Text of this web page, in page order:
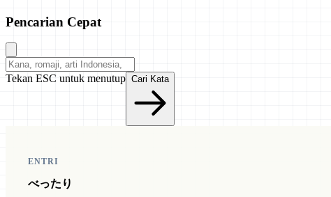
Pencarian Cepat
Tekan ESC untuk menutup Cari Kata
ENTRI
べったり